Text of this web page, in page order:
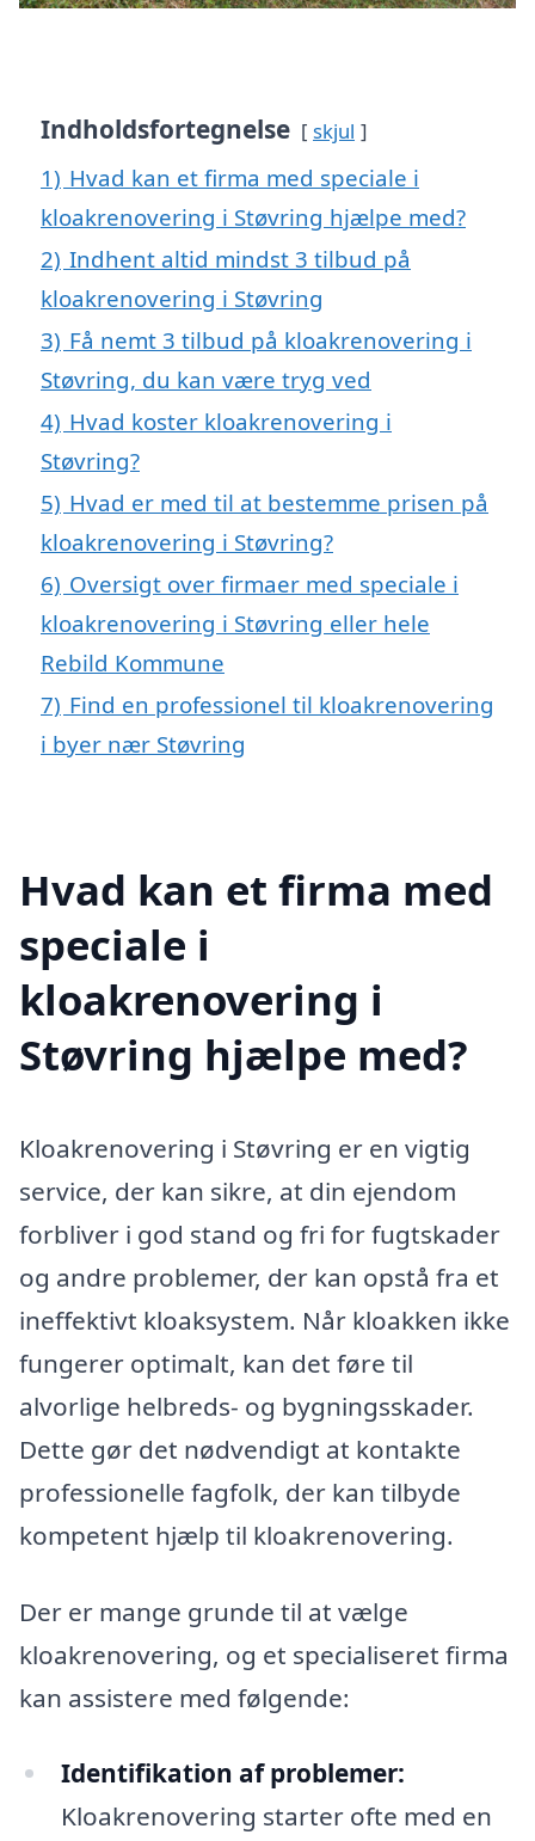
Indholdsfortegnelse skjul
1) Hvad kan et firma med speciale i
kloakrenovering i Støvring hjælpe med?
2) Indhent altid mindst 3 tilbud på
kloakrenovering i Støvring
3) Få nemt 3 tilbud på kloakrenovering i
Støvring, du kan være tryg ved
4) Hvad koster kloakrenovering i
Støvring?
5) Hvad er med til at bestemme prisen på
kloakrenovering i Støvring?
6) Oversigt over firmaer med speciale i
kloakrenovering i Støvring eller hele
Rebild Kommune
7) Find en professionel til kloakrenovering
i byer nær Støvring
Hvad kan et firma med
speciale i
kloakrenovering i
Støvring hjælpe med?
Kloakrenovering i Støvring er en vigtig
service, der kan sikre, at din ejendom
forbliver i god stand og fri for fugtskader
og andre problemer, der kan opstå fra et
ineffektivt kloaksystem. Når kloakken ikke
fungerer optimalt, kan det føre til
alvorlige helbreds- og bygningsskader.
Dette gør det nødvendigt at kontakte
professionelle fagfolk, der kan tilbyde
kompetent hjælp til kloakrenovering.
Der er mange grunde til at vælge
kloakrenovering, og et specialiseret firma
kan assistere med følgende:
Identifikation af problemer:
Kloakrenovering starter ofte med en